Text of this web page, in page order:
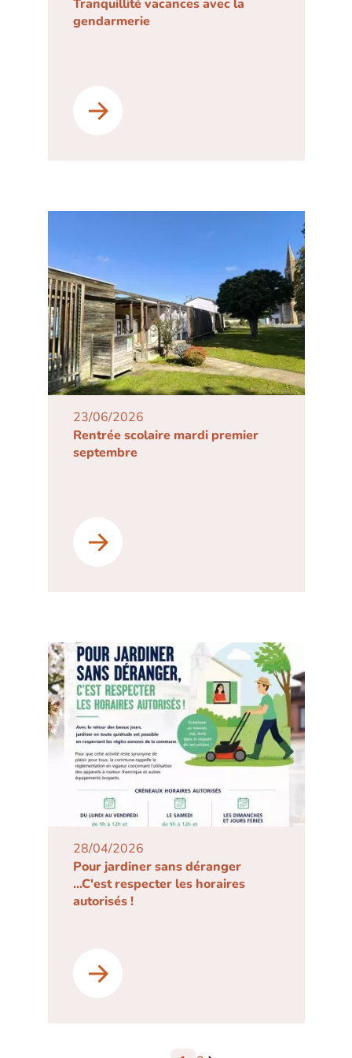
Tranquillité vacances avec la
gendarmerie
23/06/2026
Rentrée scolaire mardi premier
septembre
28/04/2026
Pour jardiner sans déranger
...C'est respecter les horaires
autorisés !